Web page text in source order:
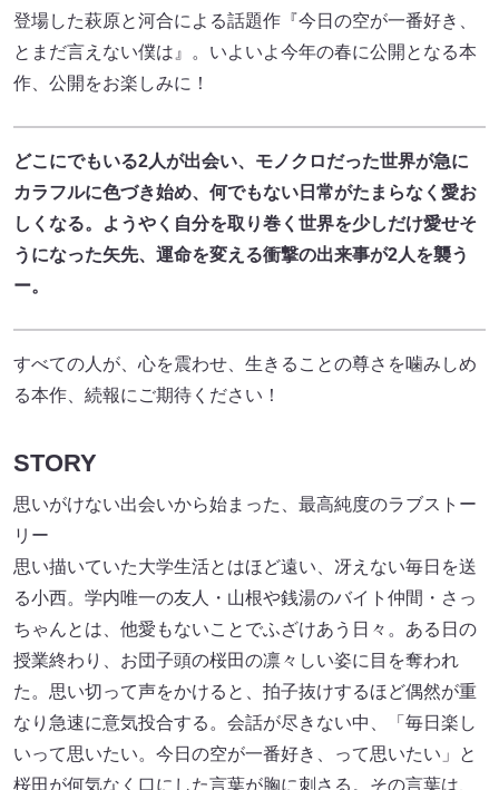
登場した萩原と河合による話題作『今日の空が一番好き、
とまだ言えない僕は』。いよいよ今年の春に公開となる本
作、公開をお楽しみに！
どこにでもいる2人が出会い、モノクロだった世界が急に
カラフルに色づき始め、何でもない日常がたまらなく愛お
しくなる。ようやく自分を取り巻く世界を少しだけ愛せそ
うになった矢先、運命を変える衝撃の出来事が2人を襲う
ー。
すべての人が、心を震わせ、生きることの尊さを噛みしめ
る本作、続報にご期待ください！
STORY
思いがけない出会いから始まった、最高純度のラブストー
リー
思い描いていた大学生活とはほど遠い、冴えない毎日を送
る小西。学内唯一の友人・山根や銭湯のバイト仲間・さっ
ちゃんとは、他愛もないことでふざけあう日々。ある日の
授業終わり、お団子頭の桜田の凛々しい姿に目を奪われ
た。思い切って声をかけると、拍子抜けするほど偶然が重
なり急速に意気投合する。会話が尽きない中、「毎日楽し
いって思いたい。今日の空が一番好き、って思いたい」と
桜田が何気なく口にした言葉が胸に刺さる。その言葉は、